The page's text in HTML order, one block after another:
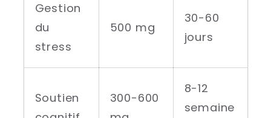
Gestion
du
stress
500 mg
30-60
jours
Soutien
300-600
8-12
semaine